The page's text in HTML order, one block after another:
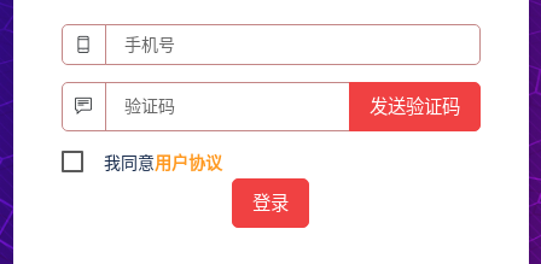
发送验证码
我同意用户协议
登录